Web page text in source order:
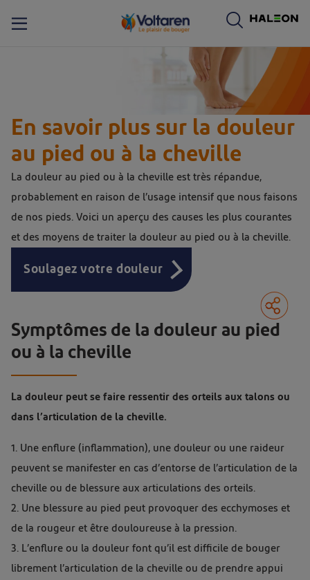
Logo de Voltaren. En cliquant sur le logo de Voltaren, vous serez dirigé vers la page d’accueil de Voltaren.
En savoir plus sur la douleur
au pied ou à la cheville
La douleur au pied ou à la cheville est très répandue,
probablement en raison de l’usage intensif que nous faisons
de nos pieds. Voici un aperçu des causes les plus courantes
et des moyens de traiter la douleur au pied ou à la cheville.
Soulagez votre douleur
Symptômes de la douleur au pied
ou à la cheville
La douleur peut se faire ressentir des orteils aux talons ou
dans l’articulation de la cheville.
1. Une enflure (inflammation), une douleur ou une raideur
peuvent se manifester en cas d’entorse de l’articulation de la
cheville ou de blessure aux articulations des orteils.
2. Une blessure au pied peut provoquer des ecchymoses et
de la rougeur et être douloureuse à la pression.
3. L’enflure ou la douleur font qu’il est difficile de bouger
librement l’articulation de la cheville ou de prendre appui